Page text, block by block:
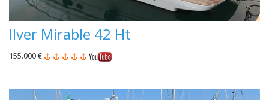
Ilver Mirable 42 Ht
155.000 €